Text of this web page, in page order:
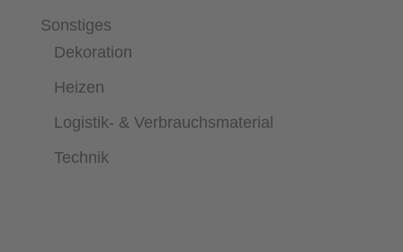
Sonstiges
Dekoration
Heizen
Logistik- & Verbrauchsmaterial
Technik